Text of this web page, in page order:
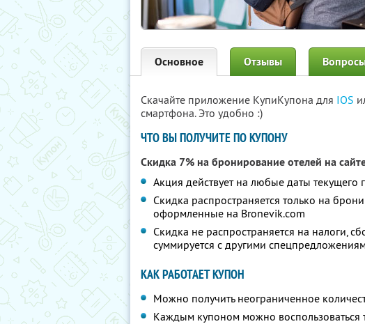
Основное Отзывы
Скачайте приложение КупиКупона для IOS
смартфона. Это удобно :)
ЧТО ВЫ ПОЛУЧИТЕ ПО КУПОНУ
Скидка 7% на бронирование отелей на
Акция действует на любые даты текущего
Скидка распространяется только на
оформленные на Bronevik.com
Скидка не распространяется на налоги,
суммируется с другими
КАК РАБОТАЕТ КУПОН
Можно получить неограниченное
Каждым купоном можно воспользоваться